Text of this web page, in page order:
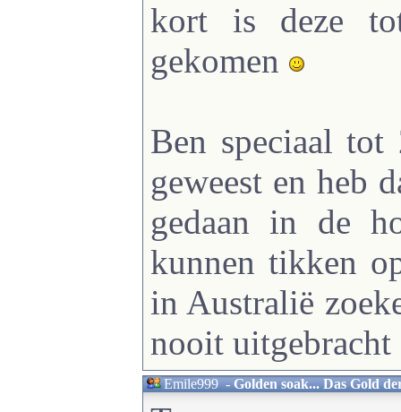
kort is deze
gekomen
Ben speciaal
geweest en heb
gedaan in de
kunnen tikken
in Australië
nooit
Emile999-Golden soak... Das Gold